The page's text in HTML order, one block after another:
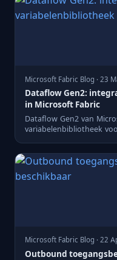
Microsoft Fabric Blog · 23
Dataflow Gen2:
in Microsoft Fabric
Dataflow Gen2 van
variabelenbibliotheek
Microsoft Fabric Blog · 22
Outbound